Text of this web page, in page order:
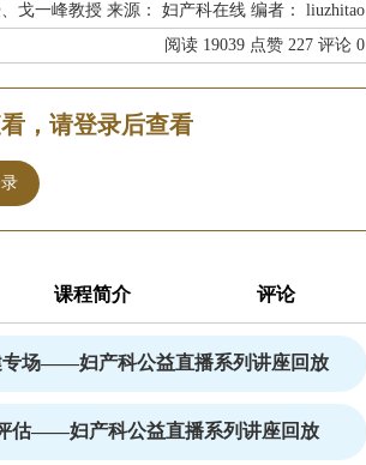
戈一峰教授 来源： 妇产科在线 编者： liuzhitao
阅读 19039 点赞 227 评论 0
，请登录后查看
课程简介 评论
场——妇产科公益直播系列讲座回放
估——妇产科公益直播系列讲座回放